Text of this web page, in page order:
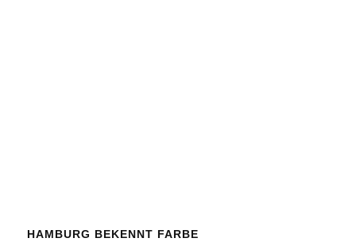
HAMBURG BEKENNT FARBE